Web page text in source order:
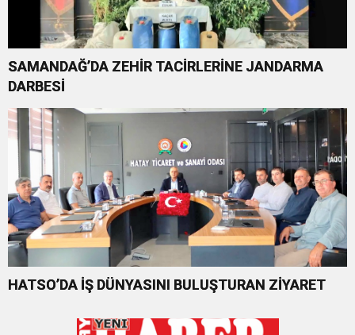
SAMANDAĞ’DA ZEHİR TACİRLERİNE JANDARMA
DARBESİ
HATSO’DA İŞ DÜNYASINI BULUŞTURAN ZİYARET